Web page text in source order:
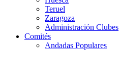
Teruel
Zaragoza
Administración Clubes
Comités
Andadas Populares